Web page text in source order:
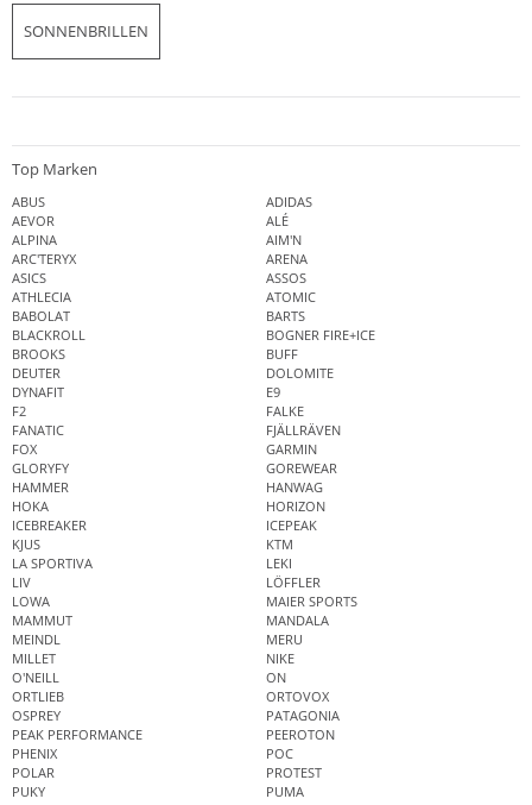
SONNENBRILLEN
Top Marken
ABUS
ADIDAS
AEVOR
ALÉ
ALPINA
AIM'N
ARC'TERYX
ARENA
ASICS
ASSOS
ATHLECIA
ATOMIC
BABOLAT
BARTS
BLACKROLL
BOGNER FIRE+ICE
BROOKS
BUFF
DEUTER
DOLOMITE
DYNAFIT
E9
F2
FALKE
FANATIC
FJÄLLRÄVEN
FOX
GARMIN
GLORYFY
GOREWEAR
HAMMER
HANWAG
HOKA
HORIZON
ICEBREAKER
ICEPEAK
KJUS
KTM
LA SPORTIVA
LEKI
LIV
LÖFFLER
LOWA
MAIER SPORTS
MAMMUT
MANDALA
MEINDL
MERU
MILLET
NIKE
O'NEILL
ON
ORTLIEB
ORTOVOX
OSPREY
PATAGONIA
PEAK PERFORMANCE
PEEROTON
PHENIX
POC
POLAR
PROTEST
PUKY
PUMA